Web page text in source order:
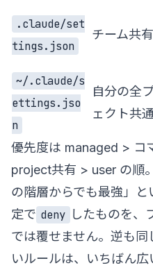
.claude/set
tings.json
チーム共有
~/.claude/s
ettings.jso
n
自分の全
ェクト共通
優先度は managed > コ
project共有 > user の順
の階層からでも最強」
定で deny したものを、
では覆せません。逆も
いルールは、いちばん広